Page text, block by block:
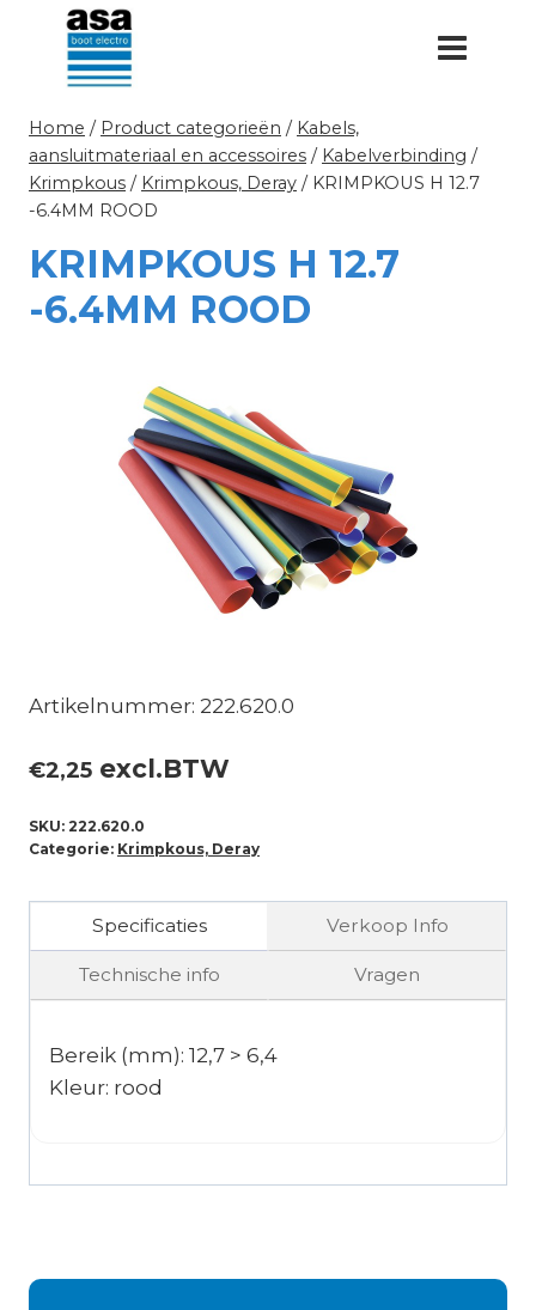
Doorgaan
inhoud
Home / Product categorieën / Kabels,
aansluitmateriaal en accessoires / Kabelverbinding /
Krimpkous / Krimpkous, Deray / KRIMPKOUS H 12.7
-6.4MM ROOD
KRIMPKOUS H 12.7
-6.4MM ROOD
Artikelnummer: 222.620.0
€2,25 excl.BTW
SKU: 222.620.0
Categorie: Krimpkous, Deray
Specificaties Verkoop Info
Technische info Vragen
Bereik (mm): 12,7 > 6,4
Kleur: rood